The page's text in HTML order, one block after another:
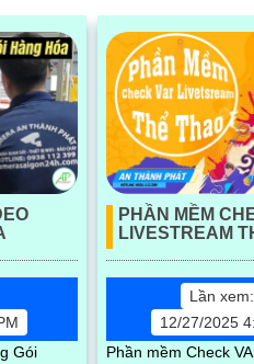
Gói
PHẦN MỀM
LIVESTREAM
Lần
12/27/2025
Phần mềm Check